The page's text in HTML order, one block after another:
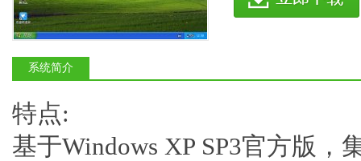
系统简介
特点:
基于Windows XP SP3官方版，